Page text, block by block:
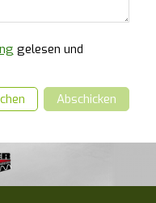
gelesen und
Abschicken